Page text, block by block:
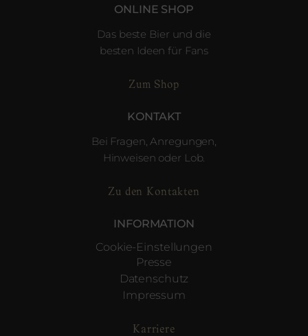
ONLINE SHOP
Das beste Bier und die
besten Ideen für Fans
Zum Shop
KONTAKT
Bei Fragen, Anregungen,
Hinweisen oder Lob.
Zu den Kontakten
INFORMATION
Cookie-Einstellungen
Presse
Datenschutz
Impressum
Karriere